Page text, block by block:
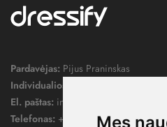
Mes
Pardavėjas: Pijus Praninskas
Individualios veiklos pažymos nr.:
El. paštas: info@dressify.lt
Telefonas: +370 676 78578